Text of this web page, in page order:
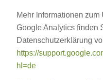
Mehr Informationen
Google Analytics finden
Datenschutzerklärung
https://
hl=de